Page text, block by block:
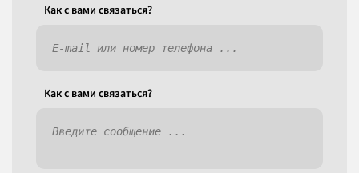
Как c вами связаться?
Как c вами связаться?